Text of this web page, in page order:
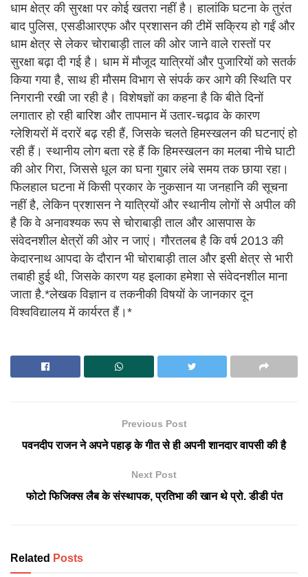
धाम क्षेत्र की सुरक्षा पर कोई खतरा नहीं है। हालांकि घटना के तुरंत
बाद पुलिस, एसडीआरएफ और प्रशासन की टीमें सक्रिय हो गईं और
धाम क्षेत्र से लेकर चोराबाड़ी ताल की ओर जाने वाले रास्तों पर
सुरक्षा बढ़ा दी गई है। धाम में मौजूद यात्रियों और पुजारियों को सतर्क
किया गया है, साथ ही मौसम विभाग से संपर्क कर आगे की स्थिति पर
निगरानी रखी जा रही है। विशेषज्ञों का कहना है कि बीते दिनों
लगातार हो रही बारिश और तापमान में उतार-चढ़ाव के कारण
ग्लेशियरों में दरारें बढ़ रही हैं, जिसके चलते हिमस्खलन की घटनाएं हो
रही हैं। स्थानीय लोग बता रहे हैं कि हिमस्खलन का मलबा नीचे घाटी
की ओर गिरा, जिससे धूल का घना गुबार लंबे समय तक छाया रहा।
फिलहाल घटना में किसी प्रकार के नुकसान या जनहानि की सूचना
नहीं है, लेकिन प्रशासन ने यात्रियों और स्थानीय लोगों से अपील की
है कि वे अनावश्यक रूप से चोराबाड़ी ताल और आसपास के
संवेदनशील क्षेत्रों की ओर न जाएं। गौरतलब है कि वर्ष 2013 की
केदारनाथ आपदा के दौरान भी चोराबाड़ी ताल और इसी क्षेत्र से भारी
तबाही हुई थी, जिसके कारण यह इलाका हमेशा से संवेदनशील माना
जाता है.*लेखक विज्ञान व तकनीकी विषयों के जानकार दून
विश्वविद्यालय में कार्यरत हैं।*
Previous Post
पवनदीप राजन ने अपने पहाड़ के गीत से ही अपनी शानदार वापसी की है
Next Post
फोटो फिजिक्स लैब के संस्थापक, प्रतिभा की खान थे प्रो. डीडी पंत
Related Posts